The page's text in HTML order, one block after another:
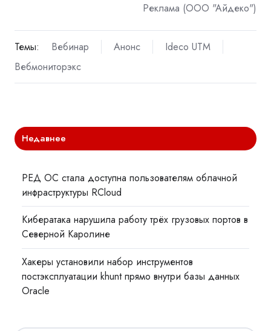
Реклама (ООО "Айдеко")
Темы: Вебинар Анонс
Ideco UTM
Вебмониторэкс
Недавнее
РЕД ОС стала доступна пользователям облачной
инфраструктуры RCloud
Кибератака нарушила работу трёх грузовых портов в
Северной Каролине
Хакеры установили набор инструментов
постэксплуатации khunt прямо внутри базы данных
Oracle